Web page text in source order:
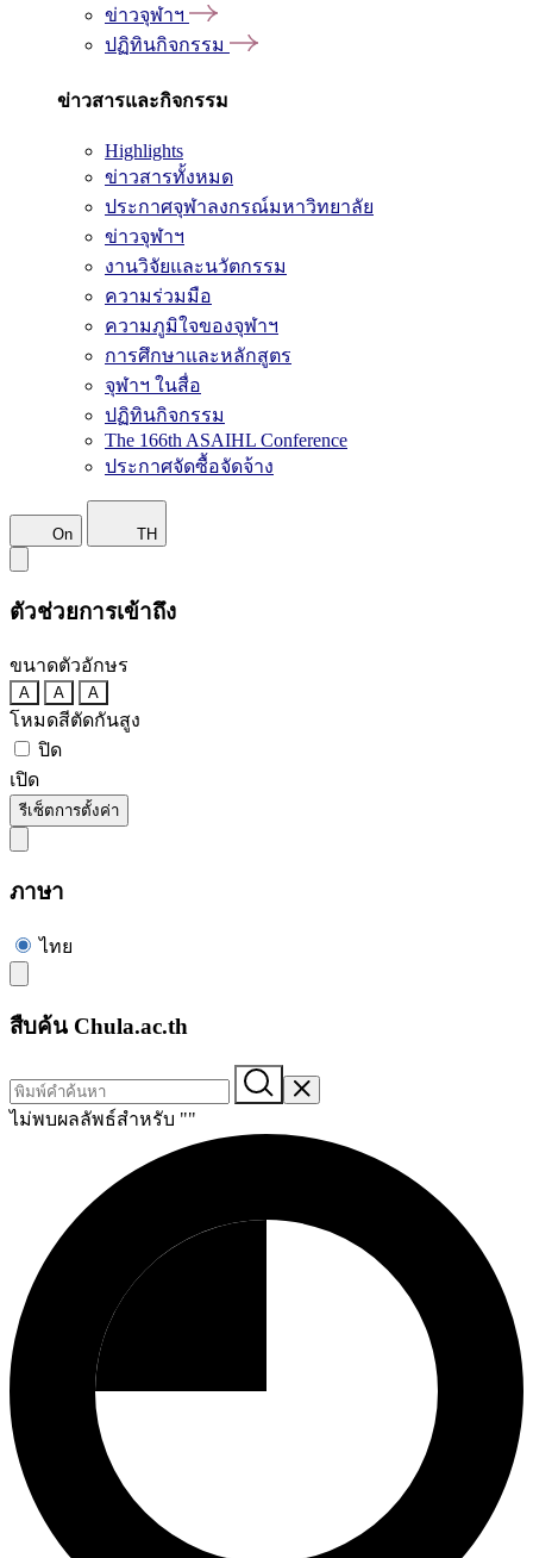
ข่าวจุฬาฯ
ปฏิทินกิจกรรม
ข่าวสารและกิจกรรม
Highlights
ข่าวสารทั้งหมด
ประกาศจุฬาลงกรณ์มหาวิทยาลัย
ข่าวจุฬาฯ
งานวิจัยและนวัตกรรม
ความร่วมมือ
ความภูมิใจของจุฬาฯ
การศึกษาและหลักสูตร
จุฬาฯ ในสื่อ
ปฏิทินกิจกรรม
The 166th ASAIHL Conference
ประกาศจัดซื้อจัดจ้าง
On TH
ตัวช่วยการเข้าถึง
ขนาดตัวอักษร
A A A
โหมดสีตัดกันสูง
ปิด
เปิด
รีเซ็ตการตั้งค่า
ภาษา
ไทย
สืบค้น Chula.ac.th
ไม่พบผลลัพธ์สำหรับ ""